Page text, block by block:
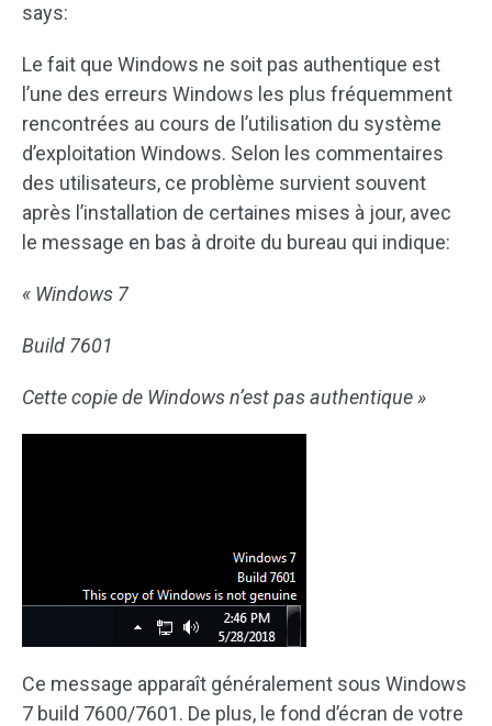
says:
Le fait que Windows ne soit pas authentique est
l’une des erreurs Windows les plus fréquemment
rencontrées au cours de l’utilisation du système
d’exploitation Windows. Selon les commentaires
des utilisateurs, ce problème survient souvent
après l’installation de certaines mises à jour, avec
le message en bas à droite du bureau qui indique:
« Windows 7
Build 7601
Cette copie de Windows n’est pas authentique »
Ce message apparaît généralement sous Windows
7 build 7600/7601. De plus, le fond d’écran de votre